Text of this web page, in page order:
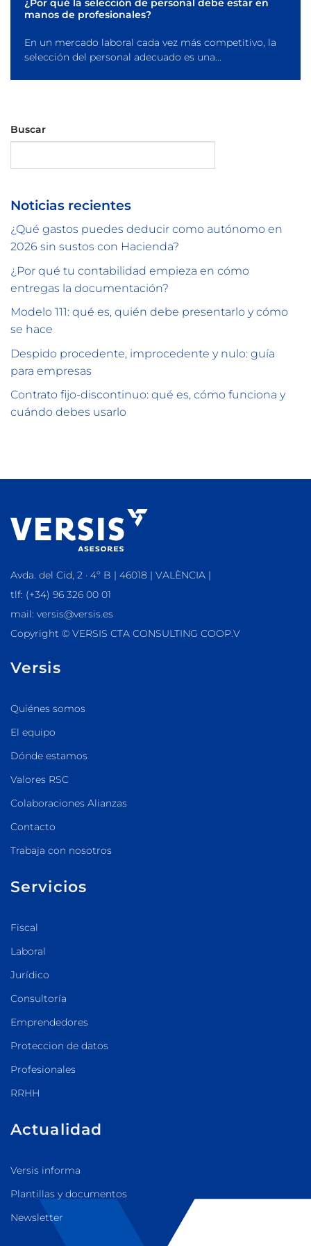
¿Por qué la selección de personal debe estar en
manos de profesionales?
En un mercado laboral cada vez más competitivo, la
selección del personal adecuado es una...
Buscar
Noticias recientes
¿Qué gastos puedes deducir como autónomo en
2026 sin sustos con Hacienda?
¿Por qué tu contabilidad empieza en cómo
entregas la documentación?
Modelo 111: qué es, quién debe presentarlo y cómo
se hace
Despido procedente, improcedente y nulo: guía
para empresas
Contrato fijo-discontinuo: qué es, cómo funciona y
cuándo debes usarlo
Avda. del Cid, 2 · 4º B | 46018 | VALÈNCIA |
tlf: (+34) 96 326 00 01
mail: versis@versis.es
Copyright © VERSIS CTA CONSULTING COOP.V
Versis
Quiénes somos
El equipo
Dónde estamos
Valores RSC
Colaboraciones Alianzas
Contacto
Trabaja con nosotros
Servicios
Fiscal
Laboral
Jurídico
Consultoría
Emprendedores
Proteccion de datos
Profesionales
RRHH
Actualidad
Versis informa
Plantillas y documentos
Newsletter